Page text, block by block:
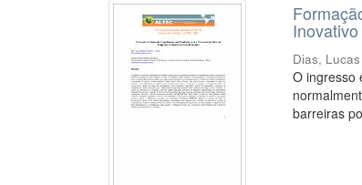
Dias,
O ingresso
barreiras